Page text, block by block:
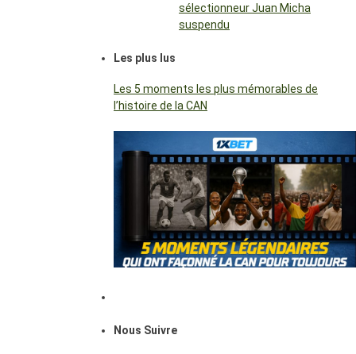
sélectionneur Juan Micha
suspendu
Les plus lus
Les 5 moments les plus mémorables de
l’histoire de la CAN
Nous Suivre